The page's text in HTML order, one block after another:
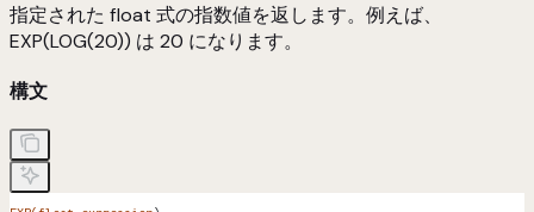
指定された float 式の指数値を返します。例えば、
EXP(LOG(20)) は 20 になります。
構文